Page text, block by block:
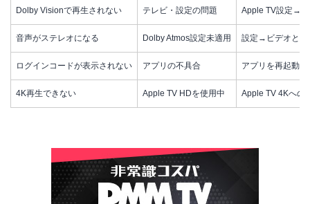
Dolby Visionで再生されない テレビ・設定の問題 Apple TV設定→
音声がステレオになる Dolby Atmos設定未適用 設定→ビデオとオ
ログインコードが表示されない アプリの不具合 アプリを再起動
4K再生できない Apple TV HDを使用中 Apple TV 4Kへの